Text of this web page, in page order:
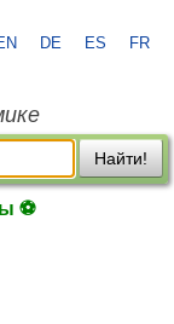
DE ES FR
Найти!
⚽